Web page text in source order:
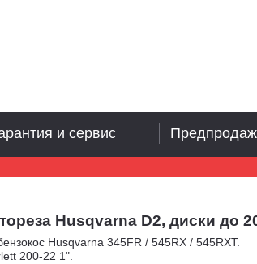
Husqvarna D2, диски до
Husqvarna 345FR / 545RX / 545RXT.
200-22 1".
и сервис